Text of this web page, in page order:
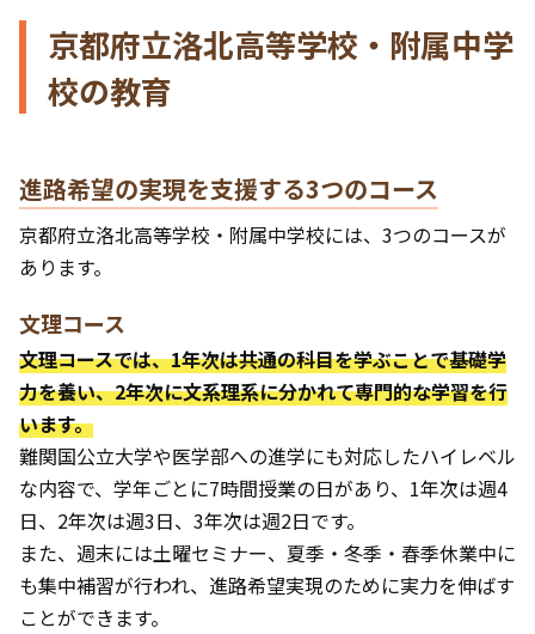
京都府立洛北高等学校・附属中学
校の教育
進路希望の実現を支援する3つのコース
京都府立洛北高等学校・附属中学校には、3つのコースが
あります。
文理コース
文理コースでは、1年次は共通の科目を学ぶことで基礎学
力を養い、2年次に文系理系に分かれて専門的な学習を行
います。
難関国公立大学や医学部への進学にも対応したハイレベル
な内容で、学年ごとに7時間授業の日があり、1年次は週4
日、2年次は週3日、3年次は週2日です。
また、週末には土曜セミナー、夏季・冬季・春季休業中に
も集中補習が行われ、進路希望実現のために実力を伸ばす
ことができます。